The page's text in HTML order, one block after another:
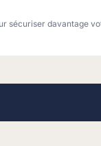
sécuriser davantage